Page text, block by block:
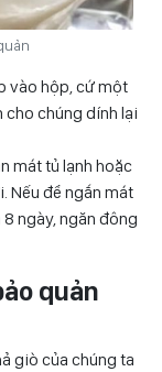
vào hộp, cứ một
cho chúng dính lại
mát tủ lạnh hoặc
Nếu để ngắn mát
ngày, ngăn đông
quản
giò của chúng ta